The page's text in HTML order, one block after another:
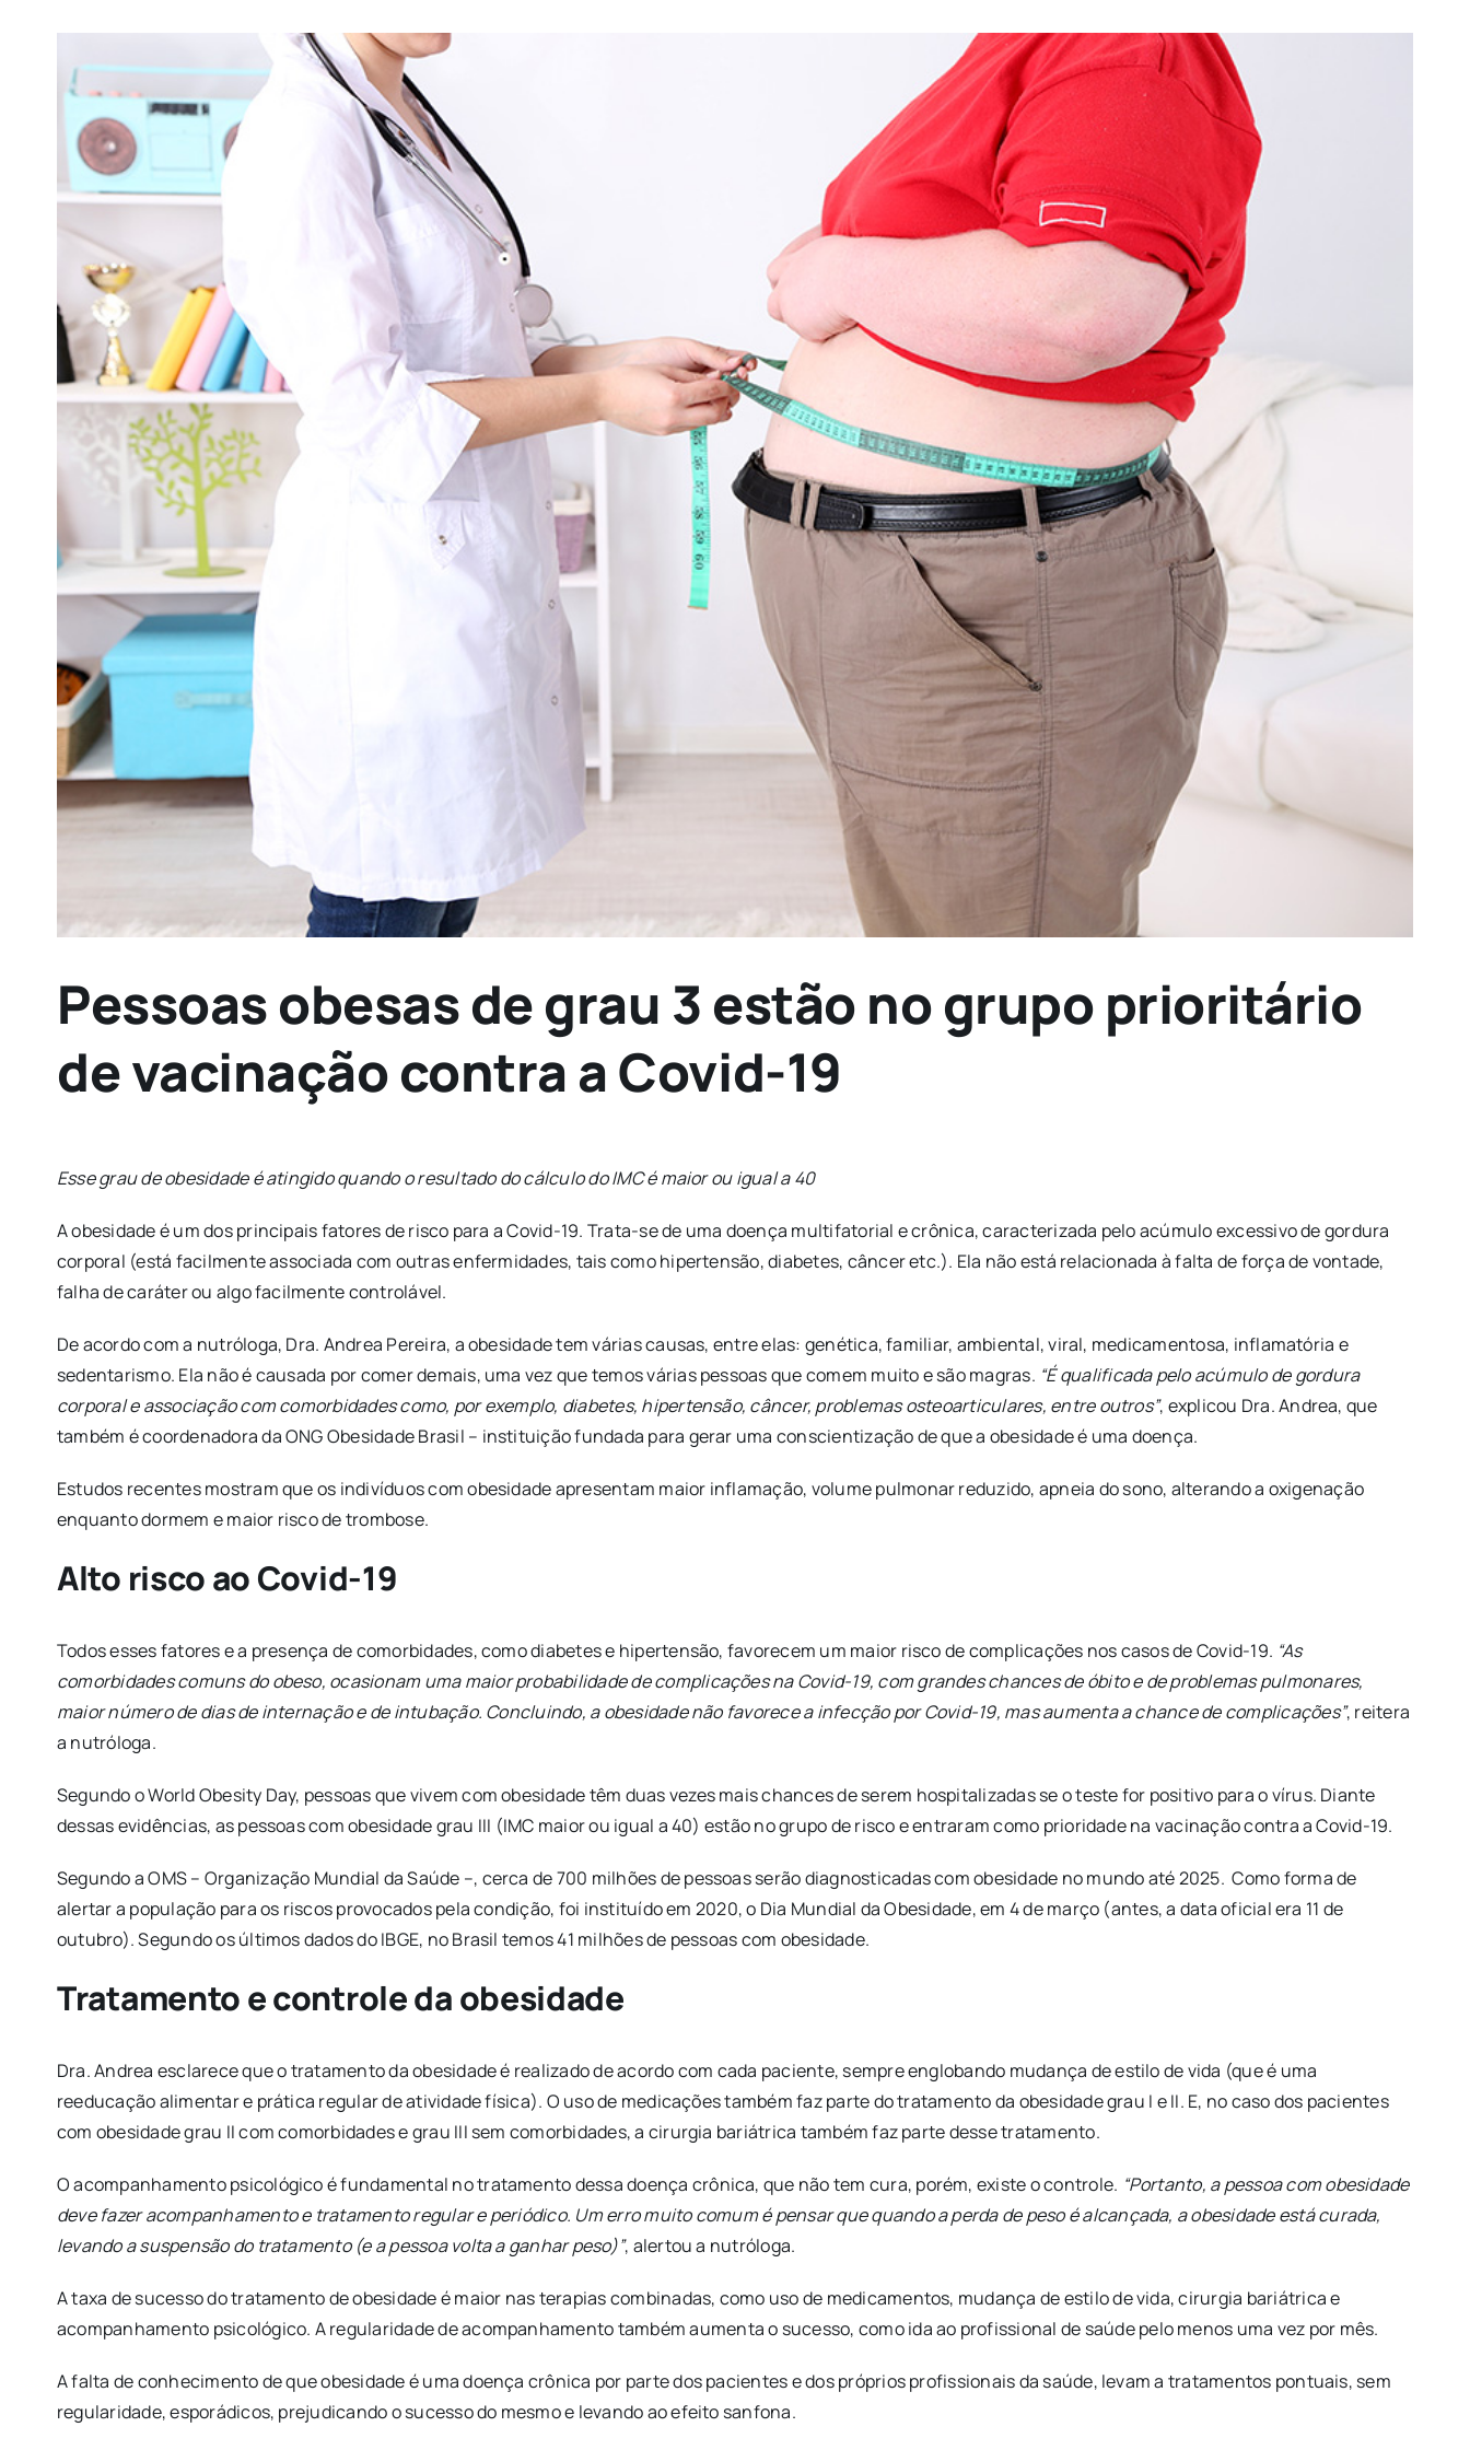
Larger
Pessoas obesas de grau 3 estão no grupo prioritário
de vacinação contra a Covid-19
Esse grau de obesidade é atingido quando o resultado do cálculo do IMC é maior ou igual a 40
A obesidade é um dos principais fatores de risco para a Covid-19. Trata-se de uma doença multifatorial e crônica, caracterizada pelo acúmulo excessivo de gordura
corporal (está facilmente associada com outras enfermidades, tais como hipertensão, diabetes, câncer etc.). Ela não está relacionada à falta de força de vontade,
falha de caráter ou algo facilmente controlável.
De acordo com a nutróloga, Dra. Andrea Pereira, a obesidade tem várias causas, entre elas: genética, familiar, ambiental, viral, medicamentosa, inflamatória e
sedentarismo. Ela não é causada por comer demais, uma vez que temos várias pessoas que comem muito e são magras. “É qualificada pelo acúmulo de gordura
corporal e associação com comorbidades como, por exemplo, diabetes, hipertensão, câncer, problemas osteoarticulares, entre outros”, explicou Dra. Andrea, que
também é coordenadora da ONG Obesidade Brasil – instituição fundada para gerar uma conscientização de que a obesidade é uma doença.
Estudos recentes mostram que os indivíduos com obesidade apresentam maior inflamação, volume pulmonar reduzido, apneia do sono, alterando a oxigenação
enquanto dormem e maior risco de trombose.
Alto risco ao Covid-19
Todos esses fatores e a presença de comorbidades, como diabetes e hipertensão, favorecem um maior risco de complicações nos casos de Covid-19. “As
comorbidades comuns do obeso, ocasionam uma maior probabilidade de complicações na Covid-19, com grandes chances de óbito e de problemas pulmonares,
maior número de dias de internação e de intubação. Concluindo, a obesidade não favorece a infecção por Covid-19, mas aumenta a chance de complicações”, reitera
a nutróloga.
Segundo o World Obesity Day, pessoas que vivem com obesidade têm duas vezes mais chances de serem hospitalizadas se o teste for positivo para o vírus. Diante
dessas evidências, as pessoas com obesidade grau III (IMC maior ou igual a 40) estão no grupo de risco e entraram como prioridade na vacinação contra a Covid-19.
Segundo a OMS – Organização Mundial da Saúde –, cerca de 700 milhões de pessoas serão diagnosticadas com obesidade no mundo até 2025. Como forma de
alertar a população para os riscos provocados pela condição, foi instituído em 2020, o Dia Mundial da Obesidade, em 4 de março (antes, a data oficial era 11 de
outubro). Segundo os últimos dados do IBGE, no Brasil temos 41 milhões de pessoas com obesidade.
Tratamento e controle da obesidade
Dra. Andrea esclarece que o tratamento da obesidade é realizado de acordo com cada paciente, sempre englobando mudança de estilo de vida (que é uma
reeducação alimentar e prática regular de atividade física). O uso de medicações também faz parte do tratamento da obesidade grau I e II. E, no caso dos pacientes
com obesidade grau II com comorbidades e grau III sem comorbidades, a cirurgia bariátrica também faz parte desse tratamento.
O acompanhamento psicológico é fundamental no tratamento dessa doença crônica, que não tem cura, porém, existe o controle. “Portanto, a pessoa com obesidade
deve fazer acompanhamento e tratamento regular e periódico. Um erro muito comum é pensar que quando a perda de peso é alcançada, a obesidade está curada,
levando a suspensão do tratamento (e a pessoa volta a ganhar peso)”, alertou a nutróloga.
A taxa de sucesso do tratamento de obesidade é maior nas terapias combinadas, como uso de medicamentos, mudança de estilo de vida, cirurgia bariátrica e
acompanhamento psicológico. A regularidade de acompanhamento também aumenta o sucesso, como ida ao profissional de saúde pelo menos uma vez por mês.
A falta de conhecimento de que obesidade é uma doença crônica por parte dos pacientes e dos próprios profissionais da saúde, levam a tratamentos pontuais, sem
regularidade, esporádicos, prejudicando o sucesso do mesmo e levando ao efeito sanfona.